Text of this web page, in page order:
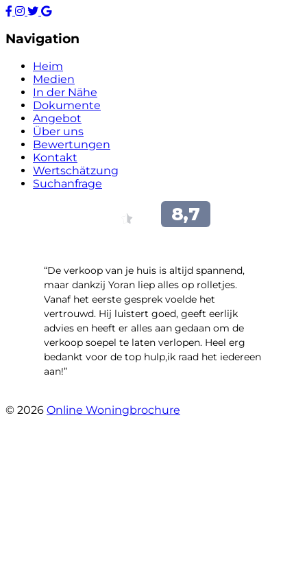
Navigation
Heim
Medien
In der Nähe
Dokumente
Angebot
Über uns
Bewertungen
Kontakt
Wertschätzung
Suchanfrage
“​De verkoop van je huis is altijd spannend,
maar dankzij Yoran liep alles op rolletjes.
Vanaf het eerste gesprek voelde het
vertrouwd. Hij luistert goed, geeft eerlijk
advies en heeft er alles aan gedaan om de
verkoop soepel te laten verlopen. Heel erg
bedankt voor de top hulp,ik raad het iedereen
aan!”
© 2026 Online Woningbrochure